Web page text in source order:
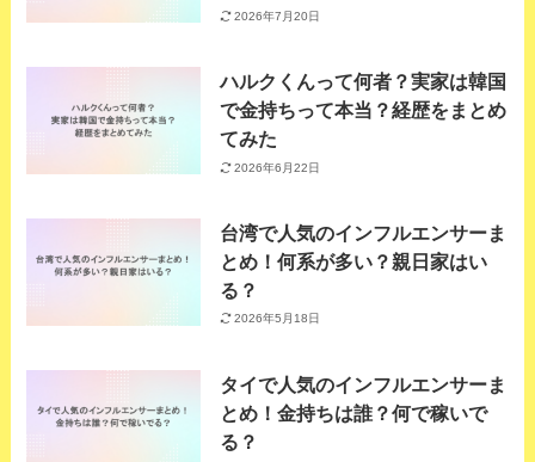
2026年7月20日
ハルクくんって何者？実家は韓国
で金持ちって本当？経歴をまとめ
てみた
2026年6月22日
台湾で人気のインフルエンサーま
とめ！何系が多い？親日家はい
る？
2026年5月18日
タイで人気のインフルエンサーま
とめ！金持ちは誰？何で稼いで
る？